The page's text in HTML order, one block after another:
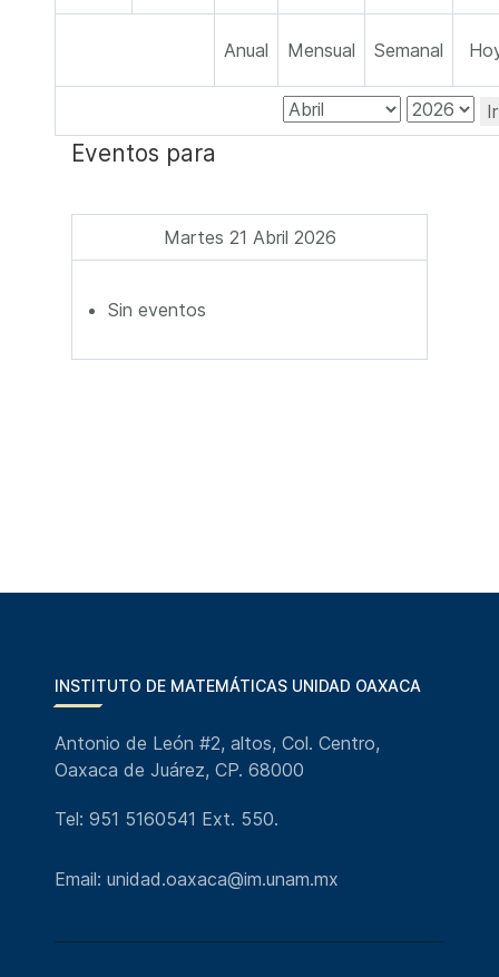
Anual Mensual Semanal
Eventos para
Martes 21 Abril 2026
Sin eventos
INSTITUTO DE MATEMÁTICAS UNIDAD OAXACA
Antonio de León #2, altos, Col. Centro,
Oaxaca de Juárez, CP. 68000
Tel: 951 5160541 Ext. 550.
Email: unidad.oaxaca@im.unam.mx